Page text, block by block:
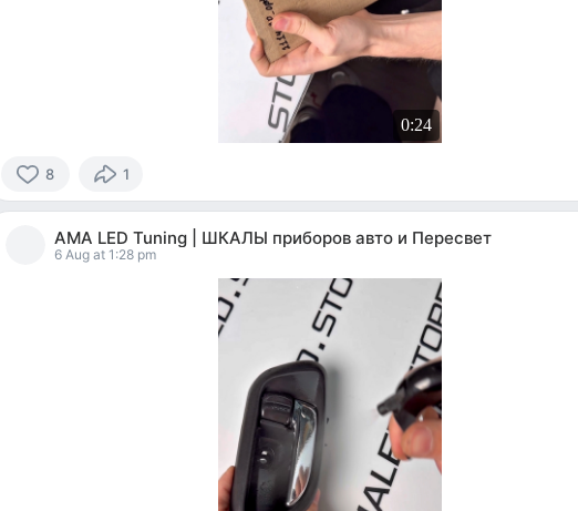
0:24
8
8
reacted
1
AMA LED Tuning | ШКАЛЫ приборов авто и Пересвет
6 Aug at 1:28 pm